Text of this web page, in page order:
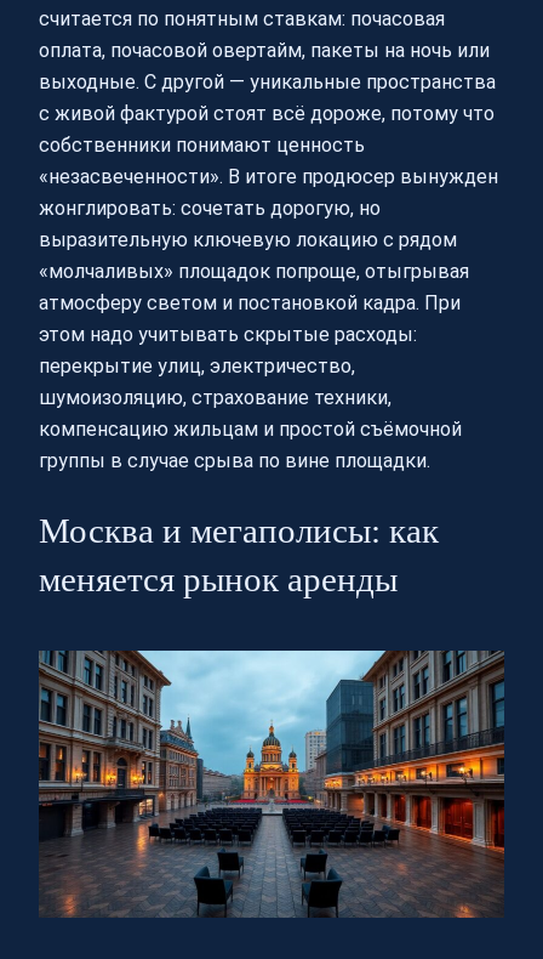
считается по понятным ставкам: почасовая
оплата, почасовой овертайм, пакеты на ночь или
выходные. С другой — уникальные пространства
с живой фактурой стоят всё дороже, потому что
собственники понимают ценность
«незасвеченности». В итоге продюсер вынужден
жонглировать: сочетать дорогую, но
выразительную ключевую локацию с рядом
«молчаливых» площадок попроще, отыгрывая
атмосферу светом и постановкой кадра. При
этом надо учитывать скрытые расходы:
перекрытие улиц, электричество,
шумоизоляцию, страхование техники,
компенсацию жильцам и простой съёмочной
группы в случае срыва по вине площадки.
Москва и мегаполисы: как
меняется рынок аренды